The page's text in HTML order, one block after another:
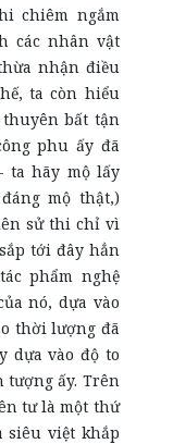
chiêm ngắm
các nhân vật
nhận điều
ta còn hiểu
bất tận
phu ấy đã
ta hãy mộ lấy
mộ thật,)
sử thi chỉ vì
tới đây hẳn
phẩm nghệ
nó, dựa vào
thời lượng đã
dựa vào độ to
tượng ấy. Trên
tư là một thứ
siêu việt khắp